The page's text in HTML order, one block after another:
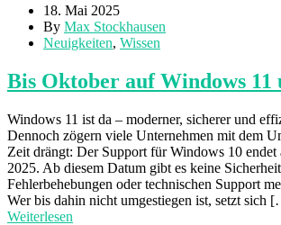
18. Mai 2025
By Max Stockhausen
Neuigkeiten, Wissen
Bis Oktober auf Windows 11
Windows 11 ist da – moderner, sicherer und
Dennoch zögern viele Unternehmen mit dem
Zeit drängt: Der Support für Windows 10 endet
2025. Ab diesem Datum gibt es keine
Fehlerbehebungen oder technischen Support
Wer bis dahin nicht umgestiegen ist, setzt sich
Weiterlesen